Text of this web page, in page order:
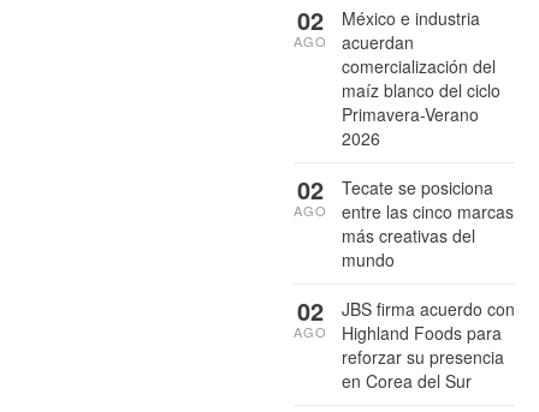
México e industria
acuerdan
comercialización del
maíz blanco del ciclo
Primavera-Verano
2026
02
AGO
Tecate se posiciona
entre las cinco marcas
más creativas del
mundo
02
AGO
JBS firma acuerdo con
Highland Foods para
reforzar su presencia
en Corea del Sur
02
AGO